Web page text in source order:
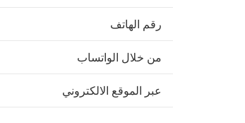
رقم الهاتف
من خلال الواتساب
عبر الموقع الالكتروني